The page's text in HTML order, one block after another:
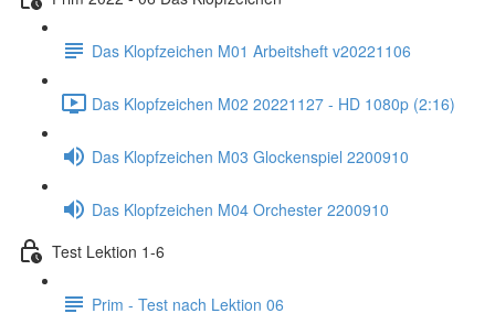
Das Klopfzeichen M01 Arbeitsheft v20221106
Das Klopfzeichen M02 20221127 - HD 1080p (2:16)
Das Klopfzeichen M03 Glockenspiel 2200910
Das Klopfzeichen M04 Orchester 2200910
Test Lektion 1-6
Prim - Test nach Lektion 06